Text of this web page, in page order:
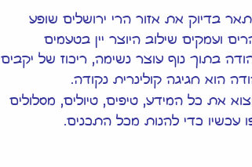
בדיוק את אזור הרי ירושלים שופע
ועמקים שילוב היוצר יין בטעמים
בתוך נוף עוצר נשימה, ריכוז של יקבים
הוא חגיגה קולינרית נקודה.
את כל המידע, טיפים, טיולים, מסלולים
עכשיו כדי להנות מכל התכנים.